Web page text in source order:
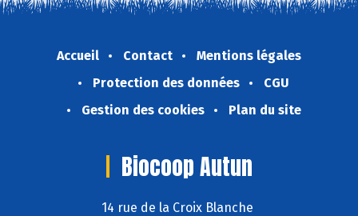
Accueil Contact
Mentions légales
Protection des données
CGU
Gestion des cookies
Plan du site
Biocoop Autun
14 rue de la Croix Blanche